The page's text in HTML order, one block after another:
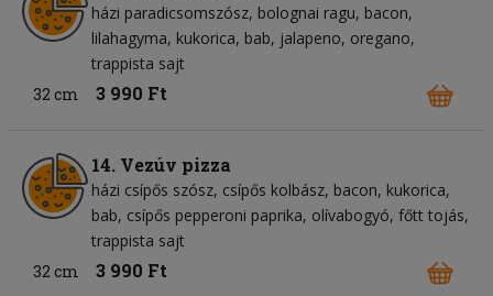
házi paradicsomszósz bolognai ragu bacon
lilahagyma kukorica bab jalapeno oregano
trappista sajt
32 cm
3 990 Ft
14. Vezúv pizza
házi csípős szósz csípős kolbász bacon kukorica
bab csípős pepperoni paprika olívabogyó főtt tojás
trappista sajt
32 cm
3 990 Ft